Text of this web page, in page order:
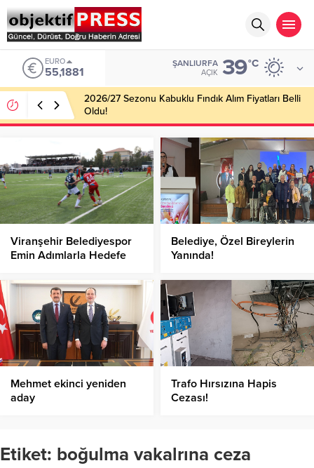
EURO
55,1881
ŞANLIURFA
AÇIK 39°C
2026/27 Sezonu Kabuklu Fındık Alım Fiyatları Belli
Oldu!
Viranşehir Belediyespor
Emin Adımlarla Hedefe
Belediye, Özel Bireylerin
Yanında!
Mehmet ekinci yeniden
aday
Trafo Hırsızına Hapis
Cezası!
Etiket: boğulma vakalrına ceza